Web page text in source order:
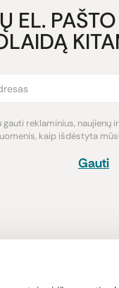
EL.
gauti reklaminius, naujienų
kaip išdėstyta
Gauti